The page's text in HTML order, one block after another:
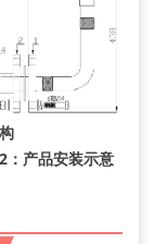
观结构
装示意